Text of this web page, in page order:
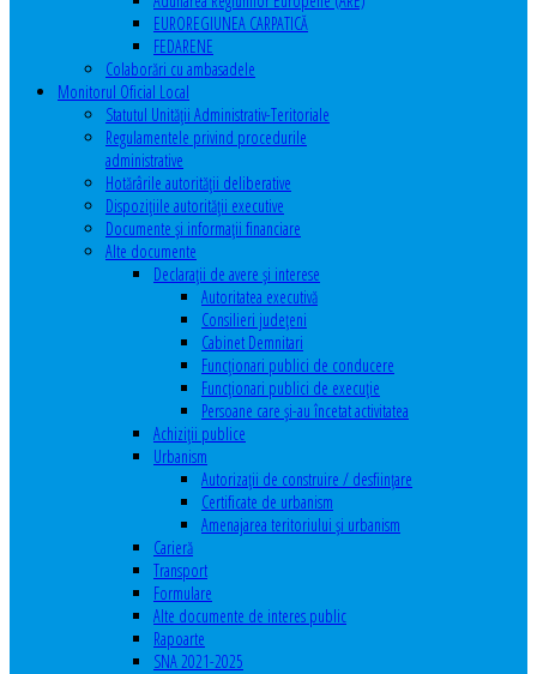
EUROREGIUNEA CARPATICĂ
FEDARENE
Colaborări cu ambasadele
Monitorul Oficial Local
Statutul Unităţii Administrativ-Teritoriale
Regulamentele privind procedurile
administrative
Hotărârile autorităţii deliberative
Dispoziţiile autorităţii executive
Documente şi informaţii financiare
Alte documente
Declaraţii de avere şi interese
Autoritatea executivă
Consilieri judeţeni
Cabinet Demnitari
Funcţionari publici de conducere
Funcționari publici de execuție
Persoane care şi-au încetat activitatea
Achiziţii publice
Urbanism
Autorizații de construire / desființare
Certificate de urbanism
Amenajarea teritoriului şi urbanism
Carieră
Transport
Formulare
Alte documente de interes public
Rapoarte
SNA 2021-2025